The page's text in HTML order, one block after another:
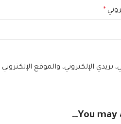
*
الإلكتروني، والموقع
You may